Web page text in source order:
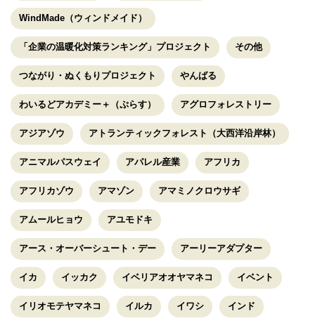
WindMade（ウィンドメイド）
「企業の温暖化対策ランキング」プロジェクト その他
つながり・ぬくもりプロジェクト やんばる
わいるどアカデミー＋（ぷらす） アグロフォレストリー
アジアゾウ アトランティックフォレスト（大西洋沿岸林）
アニマルパスウェイ アパレル産業 アフリカ
アフリカゾウ アマゾン アマミノクロウサギ
アムールヒョウ アユモドキ
アース・オーバーシュート・デー アーリーアダプター
イカ イッカク イベリアオオヤマネコ イベント
イリオモテヤマネコ イルカ イワシ インド